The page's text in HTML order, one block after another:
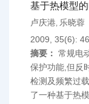
基于热模型
卢庆港, 乐晓蓉
2009, 35(6):
摘要： 常规电
保护功能,但反
检测及频繁过
了一种基于热